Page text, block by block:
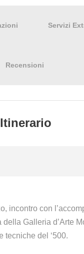
Servizi
Recensioni
Itinerario
incontro con
Galleria d’Arte
tecniche del ‘500.